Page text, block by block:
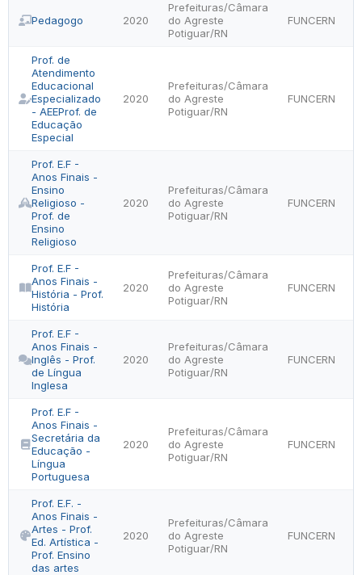
Pedagogo 2020
Prefeituras/Câmara
do Agreste
Potiguar/RN
FUNCERN
Prof. de
Atendimento
Educacional
Especializado
- AEEProf. de
Educação
Especial
2020
Prefeituras/Câmara
do Agreste
Potiguar/RN
FUNCERN
Prof. E.F -
Anos Finais -
Ensino
Religioso -
Prof. de
Ensino
Religioso
2020
Prefeituras/Câmara
do Agreste
Potiguar/RN
FUNCERN
Prof. E.F -
Anos Finais -
História - Prof.
História
2020
Prefeituras/Câmara
do Agreste
Potiguar/RN
FUNCERN
Prof. E.F -
Anos Finais -
Inglês - Prof.
de Língua
Inglesa
2020
Prefeituras/Câmara
do Agreste
Potiguar/RN
FUNCERN
Prof. E.F -
Anos Finais -
Secretária da
Educação -
Língua
Portuguesa
2020
Prefeituras/Câmara
do Agreste
Potiguar/RN
FUNCERN
Prof. E.F. -
Anos Finais -
Artes - Prof.
Ed. Artística -
Prof. Ensino
das artes
2020
Prefeituras/Câmara
do Agreste
Potiguar/RN
FUNCERN